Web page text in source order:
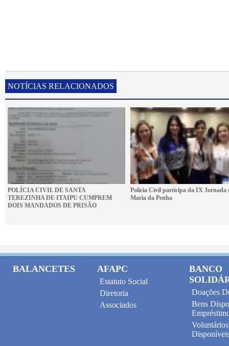
NOTÍCIAS RELACIONADOS
POLÍCIA CIVIL DE SANTA
TEREZINHA DE ITAIPU CUMPREM
DOIS MANDADOS DE PRISÃO
Polícia Civil participa da IX Jornada
Maria da Penha
BALANCETES AFAPC
Estatuto Social
Diretoria
Associados
BANCO
Doações
Bens
Voluntários